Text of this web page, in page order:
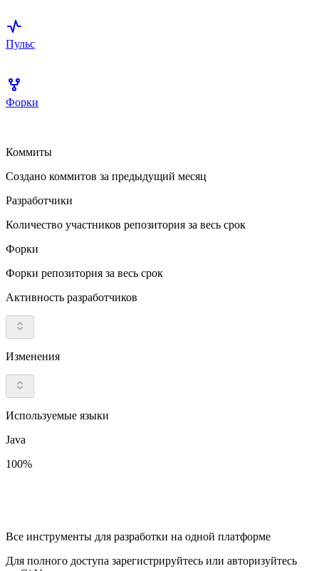
Пульс
Форки
Коммиты
Создано коммитов за предыдущий месяц
Разработчики
Количество участников репозитория за весь срок
Форки
Форки репозитория за весь срок
Активность разработчиков
Изменения
Используемые языки
Java
100%
Все инструменты для разработки на одной платформе
Для полного доступа зарегистрируйтесь или авторизуйтесь